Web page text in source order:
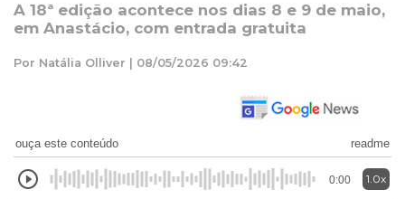
A 18ª edição acontece nos dias 8 e 9 de maio,
em Anastácio, com entrada gratuita
Por Natália Olliver | 08/05/2026 09:42
ouça este conteúdo readme
0:00 1.0x